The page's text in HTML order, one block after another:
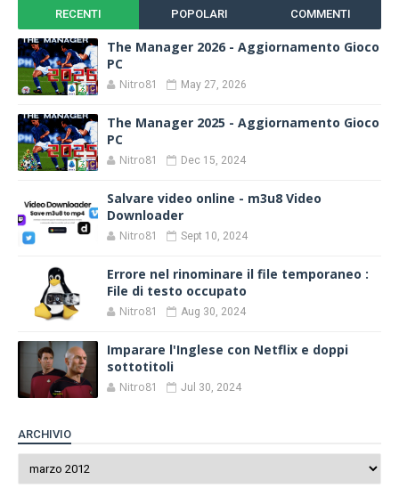
RECENTI POPOLARI COMMENTI
The Manager 2026 - Aggiornamento Gioco
PC
Nitro81 May 27, 2026
The Manager 2025 - Aggiornamento Gioco
PC
Nitro81 Dec 15, 2024
Salvare video online - m3u8 Video
Downloader
Nitro81 Sept 10, 2024
Errore nel rinominare il file temporaneo :
File di testo occupato
Nitro81 Aug 30, 2024
Imparare l'Inglese con Netflix e doppi
sottotitoli
Nitro81 Jul 30, 2024
ARCHIVIO